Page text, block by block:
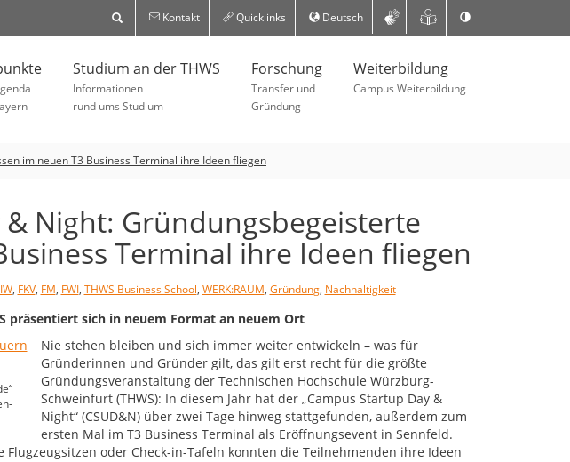
Kontakt Quicklinks Deutsch
Studium an der THWS
Informationen
rund ums Studium
Forschung
Transfer und
Gründung
Weiterbildung
Campus Weiterbildung
im neuen T3 Business Terminal ihre Ideen fliegen
Night: Gründungsbegeisterte
Terminal ihre Ideen fliegen
, FKV, FM, FWI, THWS Business School, WERK:RAUM, Gründung, Nachhaltigkeit
präsentiert sich in neuem Format an neuem Ort
Nie stehen bleiben und sich immer weiter entwickeln – was für
Gründerinnen und Gründer gilt, das gilt erst recht für die größte
Gründungsveranstaltung der Technischen Hochschule Würzburg-
Schweinfurt (THWS): In diesem Jahr hat der „Campus Startup Day &
Night“ (CSUD&N) über zwei Tage hinweg stattgefunden, außerdem zum
ersten Mal im T3 Business Terminal als Eröffnungsevent in Sennfeld.
oder Check-in-Tafeln konnten die Teilnehmenden ihre Ideen